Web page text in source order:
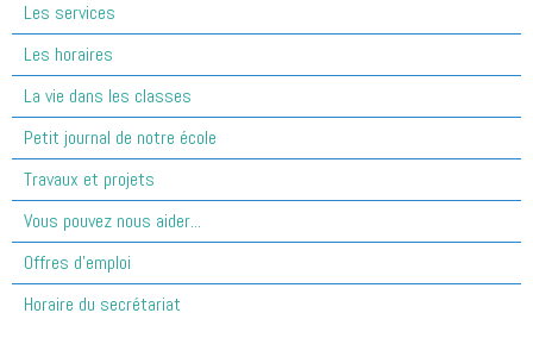
Les services
Les horaires
La vie dans les classes
Petit journal de notre école
Travaux et projets
Vous pouvez nous aider...
Offres d'emploi
Horaire du secrétariat